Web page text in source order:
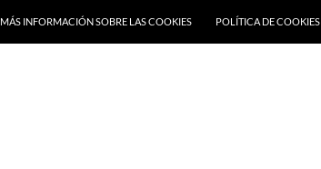
MÁS INFORMACIÓN SOBRE LAS COOKIES POLÍTICA DE COOKIES